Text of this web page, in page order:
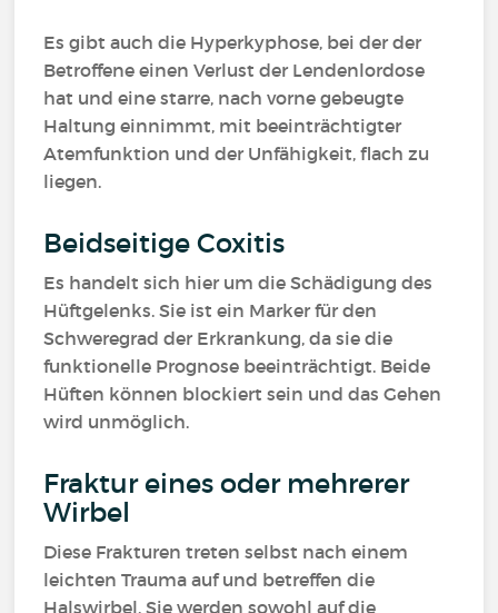
Es gibt auch die Hyperkyphose, bei der der
Betroffene einen Verlust der Lendenlordose
hat und eine starre, nach vorne gebeugte
Haltung einnimmt, mit beeinträchtigter
Atemfunktion und der Unfähigkeit, flach zu
liegen.
Beidseitige Coxitis
Es handelt sich hier um die Schädigung des
Hüftgelenks. Sie ist ein Marker für den
Schweregrad der Erkrankung, da sie die
funktionelle Prognose beeinträchtigt. Beide
Hüften können blockiert sein und das Gehen
wird unmöglich.
Fraktur eines oder mehrerer
Wirbel
Diese Frakturen treten selbst nach einem
leichten Trauma auf und betreffen die
Halswirbel. Sie werden sowohl auf die